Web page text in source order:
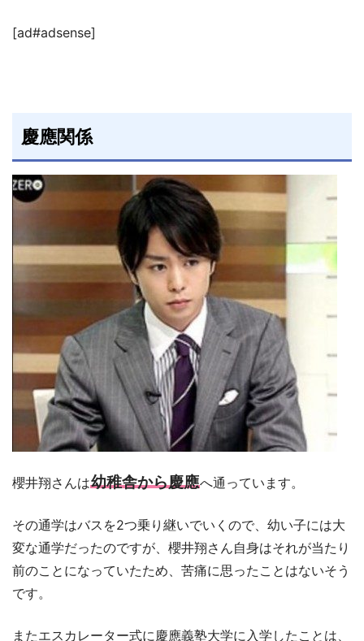
[ad#adsense]
慶應関係
櫻井翔さんは幼稚舎から慶應へ通っています。
その通学はバスを2つ乗り継いでいくので、幼い子には大
変な通学だったのですが、櫻井翔さん自身はそれが当たり
前のことになっていたため、苦痛に思ったことはないそう
です。
またエスカレーター式に慶應義塾大学に入学したことは、